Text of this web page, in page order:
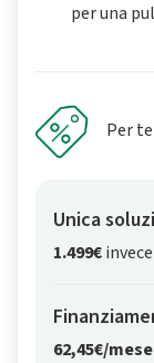
per una
Per te
Unica
1.499€
62,45€/mese